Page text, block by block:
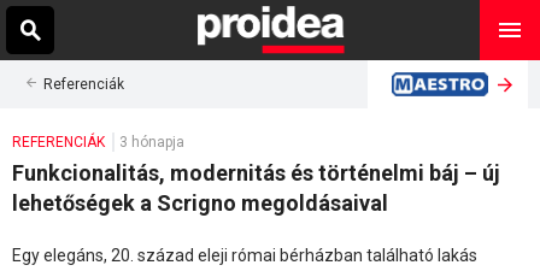
Referenciák
REFERENCIÁK 3 hónapja
Funkcionalitás, modernitás és történelmi báj – új
lehetőségek a Scrigno megoldásaival
Egy elegáns, 20. század eleji római bérházban található lakás